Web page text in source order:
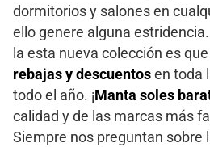
dormitorios y salones en
ello genere alguna
la esta nueva colección es
rebajas y descuentos en toda
todo el año. ¡ Manta soles
calidad y de las marcas más
Siempre nos preguntan sobre